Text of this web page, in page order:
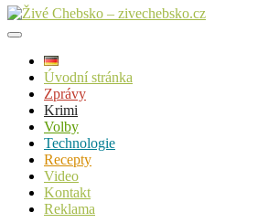
Úvodní stránka
Zprávy
Krimi
Volby
Technologie
Recepty
Video
Kontakt
Reklama